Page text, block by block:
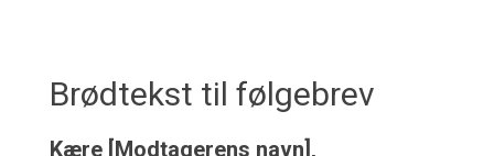
Brødtekst til følgebrev
Kære [Modtagerens navn],